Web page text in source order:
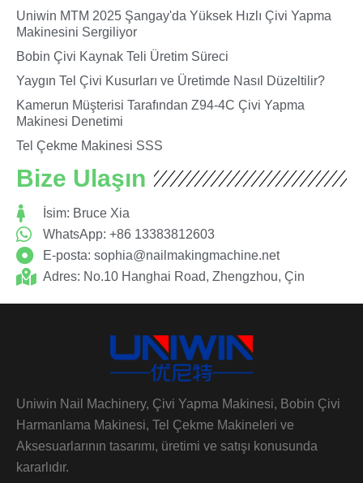
Uniwin MTM 2025 Şangay'da Yüksek Hızlı Çivi Yapma
Makinesini Sergiliyor
Bobin Çivi Kaynak Teli Üretim Süreci
Yaygın Tel Çivi Kusurları ve Üretimde Nasıl Düzeltilir?
Kamerun Müşterisi Tarafından Z94-4C Çivi Yapma
Makinesi Denetimi
Tel Çekme Makinesi SSS
Bize Ulaşın
İsim: Bruce Xia
WhatsApp: +86 13383812603
E-posta: sophia@nailmakingmachine.net
Adres: No.10 Hanghai Road, Zhengzhou, Çin
Uniwin Nail Machinery, Çivi Yapma Makinesi, Bobin Çivi
Harmanlama Makinesi, Tel Çekme Makineleri ve
Aksesuarlarının tasarımı, üretimi ve satışı konusunda
kararlıdır.